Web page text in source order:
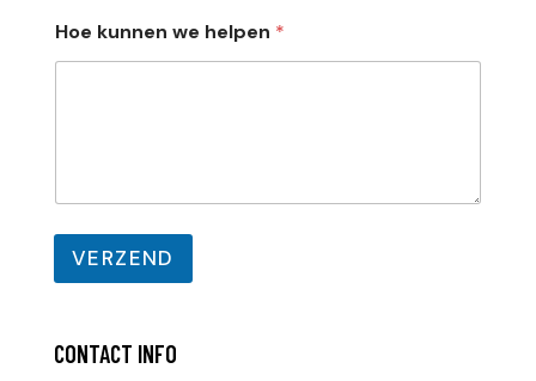
i
e
j
Hoe kunnen we helpen *
VERZEND
CONTACT INFO